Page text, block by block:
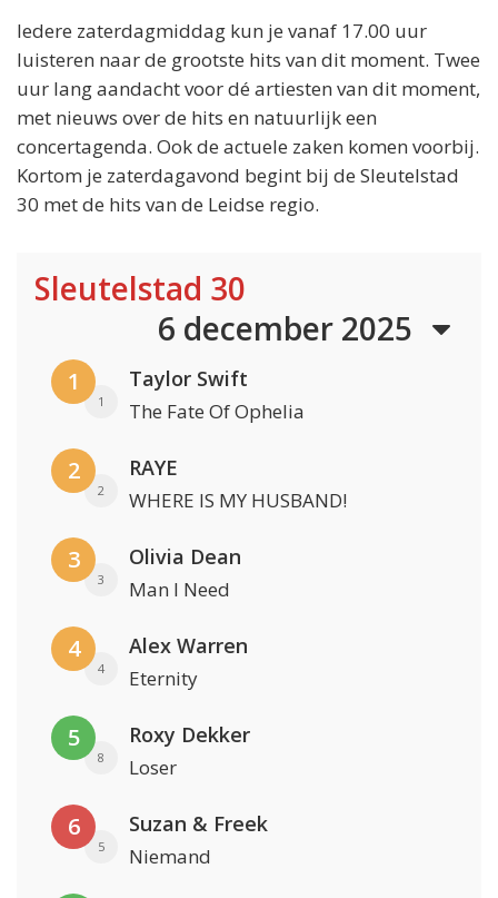
Iedere zaterdagmiddag kun je vanaf 17.00 uur
luisteren naar de grootste hits van dit moment. Twee
uur lang aandacht voor dé artiesten van dit moment,
met nieuws over de hits en natuurlijk een
concertagenda. Ook de actuele zaken komen voorbij.
Kortom je zaterdagavond begint bij de Sleutelstad
30 met de hits van de Leidse regio.
Sleutelstad 30
6 december 2025
1
1
Taylor Swift
The Fate Of Ophelia
2
2
RAYE
WHERE IS MY HUSBAND!
3
3
Olivia Dean
Man I Need
4
4
Alex Warren
Eternity
5
8
Roxy Dekker
Loser
6
5
Suzan & Freek
Niemand